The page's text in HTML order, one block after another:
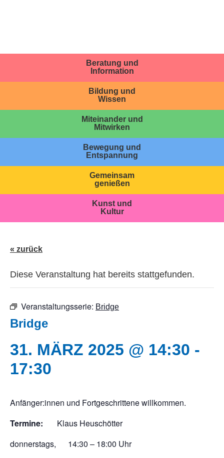
Beratung und
Information
Bildung und
Wissen
Miteinander und
Mitwirken
Bewegung und
Entspannung
Gemeinsam
genießen
Kunst und
Kultur
« zurück
Diese Veranstaltung hat bereits stattgefunden.
Veranstaltungsserie: Bridge
Bridge
31. MÄRZ 2025 @ 14:30 -
17:30
Anfänger:innen und Fortgeschrittene willkommen.
Termine: Klaus Heuschötter
donnerstags, 14:30 – 18:00 Uhr